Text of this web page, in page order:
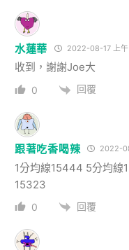
水蓮華 2022-08-17 上午
收到，謝謝Joe大
0 回覆
跟著吃香喝辣 2022-
1分均線15444 5分均線
15323
0 回覆